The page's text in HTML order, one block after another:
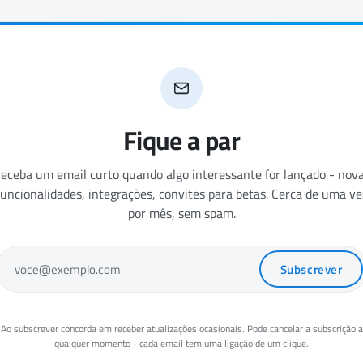
Fique a par
um email curto quando algo interessante for lançado -
integrações, convites para betas. Cerca de uma
por mês, sem spam.
voce@exemplo.com Subscrever
Ao subscrever concorda em receber atualizações ocasionais. Pode cancelar a subscrição a
qualquer momento - cada email tem uma ligação de um clique.